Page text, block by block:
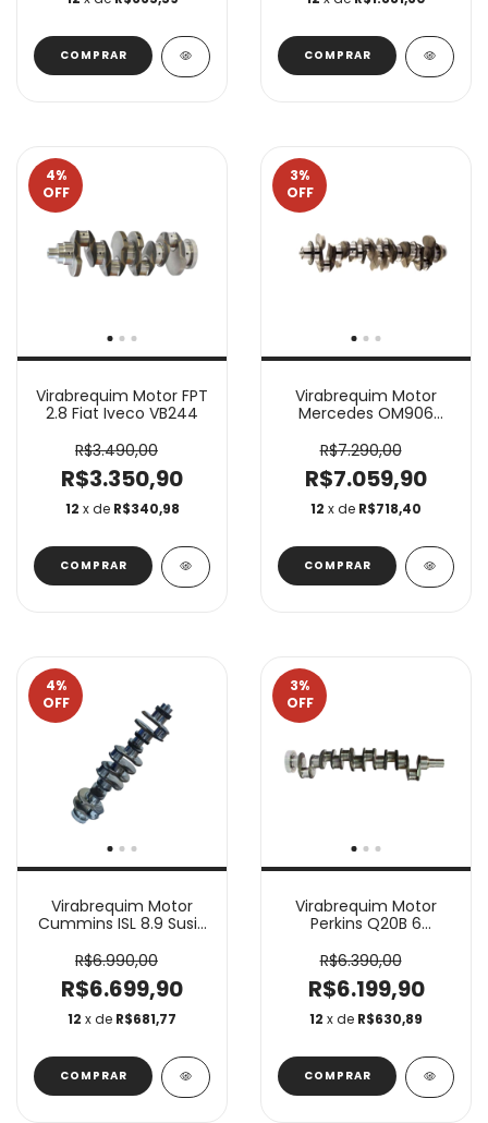
4%
OFF
Virabrequim Motor FPT
2.8 Fiat Iveco VB244
R$3.490,00
R$3.350,90
12 x de R$340,98
3%
OFF
Virabrequim Motor
Mercedes OM906
R$7.290,00
R$7.059,90
12 x de R$718,40
4%
OFF
Virabrequim Motor
Cummins ISL 8.9 Susin
R$6.990,00
R$6.699,90
12 x de R$681,77
3%
OFF
Virabrequim Motor
Perkins Q20B 6
R$6.390,00
R$6.199,90
12 x de R$630,89